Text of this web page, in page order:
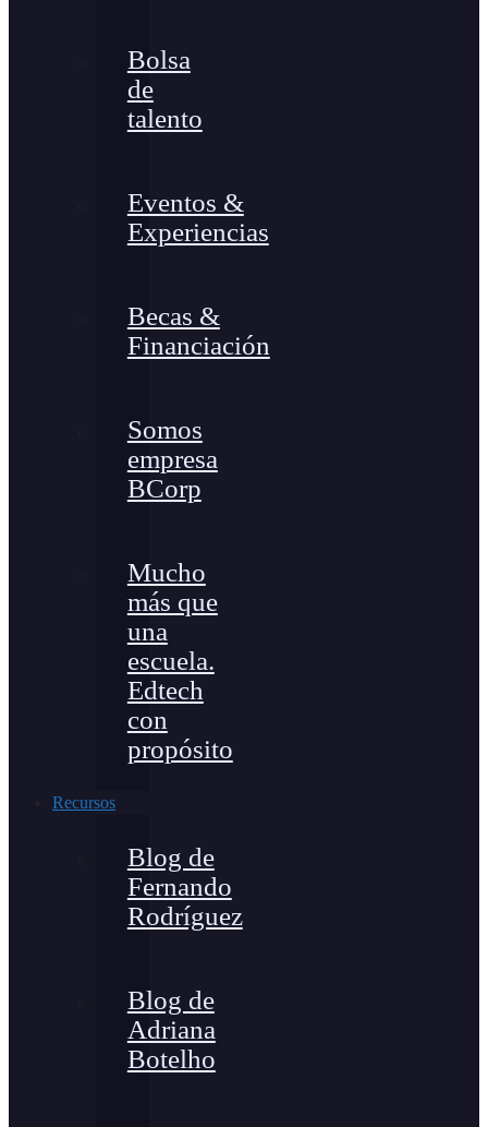
Bolsa
de
talento
Eventos &
Experiencias
Becas &
Financiación
Somos
empresa
BCorp
Mucho
más que
una
escuela.
Edtech
con
propósito
Recursos
Blog de
Fernando
Rodríguez
Blog de
Adriana
Botelho